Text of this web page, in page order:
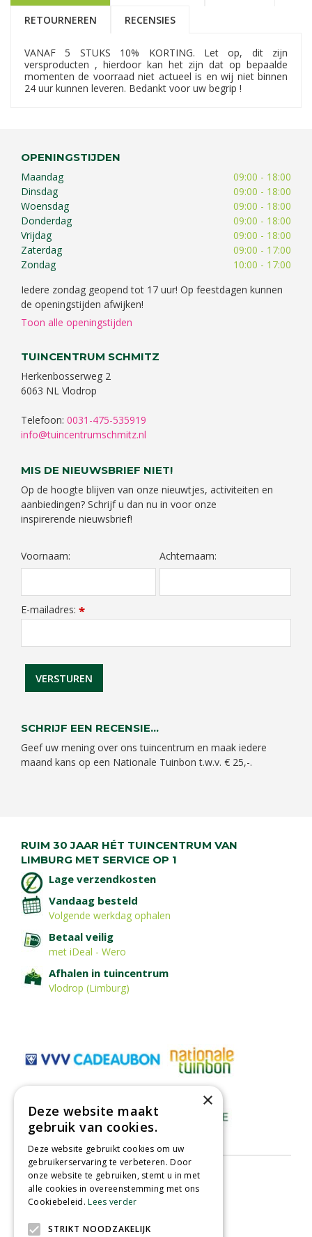
RETOURNEREN RECENSIES
VANAF 5 STUKS 10% KORTING. Let op, dit zijn
versproducten , hierdoor kan het zijn dat op bepaalde
momenten de voorraad niet actueel is en wij niet binnen
24 uur kunnen leveren. Bedankt voor uw begrip !
OPENINGSTIJDEN
Maandag
09:00 - 18:00
Dinsdag
09:00 - 18:00
Woensdag
09:00 - 18:00
Donderdag
09:00 - 18:00
Vrijdag
09:00 - 18:00
Zaterdag
09:00 - 17:00
Zondag
10:00 - 17:00
Iedere zondag geopend tot 17 uur! Op feestdagen kunnen
de openingstijden afwijken!
Toon alle openingstijden
TUINCENTRUM SCHMITZ
Herkenbosserweg 2
6063 NL Vlodrop
Telefoon: 0031-475-535919
info@tuincentrumschmitz.nl
MIS DE NIEUWSBRIEF NIET!
Op de hoogte blijven van onze nieuwtjes, activiteiten en
aanbiedingen? Schrijf u dan nu in voor onze
inspirerende nieuwsbrief!
Voornaam: Achternaam:
E-mailadres: *
SCHRIJF EEN RECENSIE...
Geef uw mening over ons tuincentrum en maak iedere
maand kans op een Nationale Tuinbon t.w.v. € 25,-.
RUIM 30 JAAR HÉT TUINCENTRUM VAN
LIMBURG MET SERVICE OP 1
Lage verzendkosten
Vandaag besteld
Volgende werkdag ophalen
Betaal veilig
met iDeal - Wero
Afhalen in tuincentrum
Vlodrop (Limburg)
×
Deze website maakt
gebruik van cookies.
Deze website gebruikt cookies om uw
gebruikerservaring te verbeteren. Door
onze website te gebruiken, stemt u in met
alle cookies in overeenstemming met ons
Cookiebeleid.Lees verder
STRIKT NOODZAKELIJK